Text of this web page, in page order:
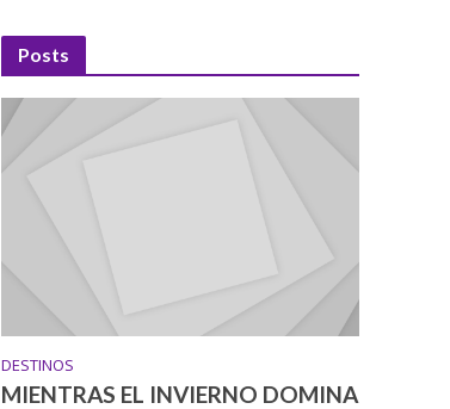
Posts
DESTINOS
MIENTRAS EL INVIERNO DOMINA